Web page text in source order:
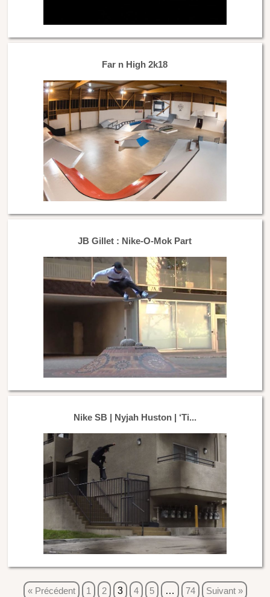
Far n High 2k18
JB Gillet : Nike-O-Mok Part
Nike SB | Nyjah Huston | ‘Ti...
« Précédent 1 2 3 4 5 … 74 Suivant »